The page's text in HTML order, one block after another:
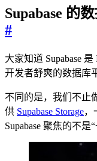
Supabase 的
#
大家知道 Supabase
开发者舒爽的数据库
不同的是，我们不止
供 Supabase Storage，
Supabase 聚焦的不是